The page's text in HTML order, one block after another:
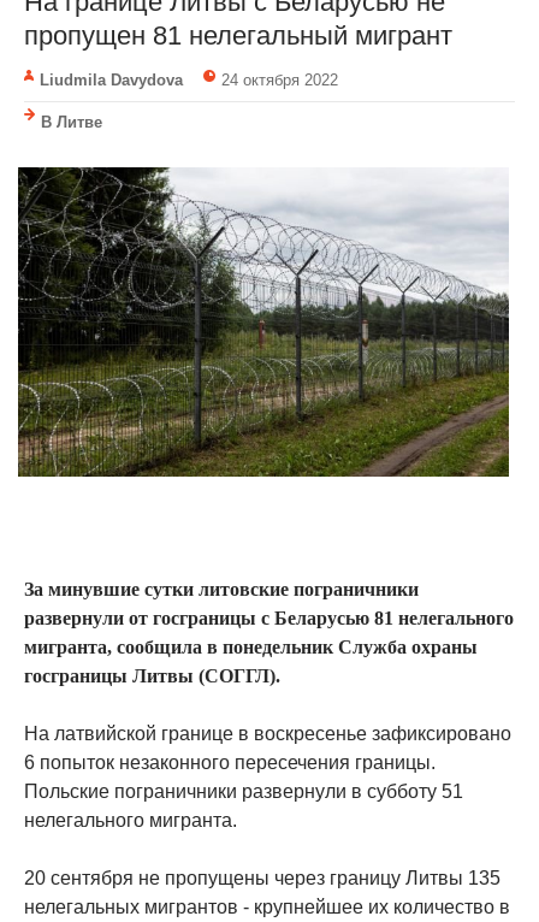
пропущен 81 нелегальный мигрант
Liudmila Davydova 24 октября 2022
В Литве
За минувшие сутки литовские пограничники
развернули от госграницы с Беларусью 81 нелегального
мигранта, сообщила в понедельник Служба охраны
госграницы Литвы (СОГГЛ).
На латвийской границе в воскресенье зафиксировано
6 попыток незаконного пересечения границы.
Польские пограничники развернули в субботу 51
нелегального мигранта.
20 сентября не пропущены через границу Литвы 135
нелегальных мигрантов - крупнейшее их количество в